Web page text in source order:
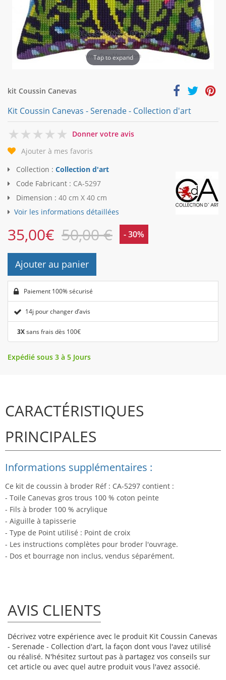
Tap to expand
kit Coussin Canevas
Kit Coussin Canevas - Serenade - Collection d'art
0
Donner votre avis
Ajouter à mes favoris
Collection : Collection d'art
Code Fabricant : CA-5297
Dimension : 40 cm X 40 cm
Voir les informations détaillées
35,00€ 50,00 € - 30%
Ajouter au panier
Paiement 100% sécurisé
14j pour changer d’avis
3Xsans frais dès 100€
Expédié sous 3 à 5 Jours
CARACTÉRISTIQUES
PRINCIPALES
Informations supplémentaires :
Ce kit de coussin à broder Réf : CA-5297 contient :
- Toile Canevas gros trous 100 % coton peinte
- Fils à broder 100 % acrylique
- Aiguille à tapisserie
- Type de Point utilisé : Point de croix
- Les instructions complètes pour broder l'ouvrage.
- Dos et bourrage non inclus, vendus séparément.
AVIS CLIENTS
Décrivez votre expérience avec le produit Kit Coussin Canevas
- Serenade - Collection d'art, la façon dont vous l'avez utilisé
ou réalisé. N'hésitez surtout pas à partagez vos conseils sur
cet article ou avec quel autre produit vous l'avez associé.